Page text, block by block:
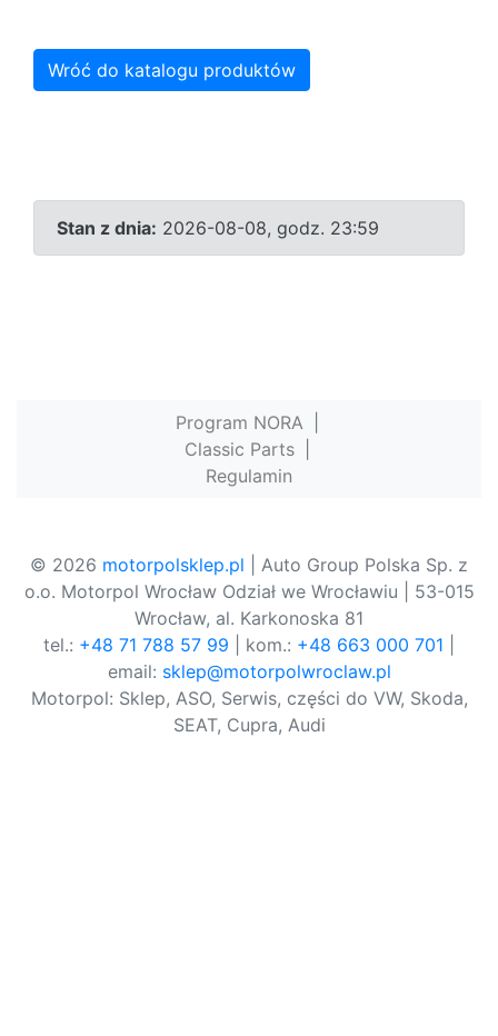
Wróć do katalogu produktów
Stan z dnia: 2026-08-08, godz. 23:59
Program NORA
Classic Parts
Regulamin
© 2026 motorpolsklep.pl | Auto Group Polska Sp. z
o.o. Motorpol Wrocław Odział we Wrocławiu | 53-015
Wrocław, al. Karkonoska 81
tel.: +48 71 788 57 99 | kom.: +48 663 000 701
email: sklep@motorpolwroclaw.pl
Motorpol: Sklep, ASO, Serwis, części do VW, Skoda,
SEAT, Cupra, Audi